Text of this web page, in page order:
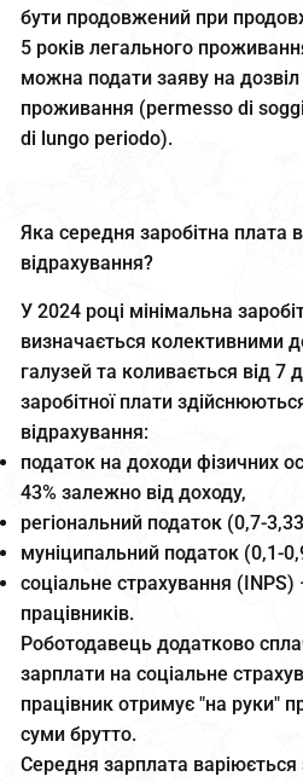
бути продовжений при
5 років легального
можна подати заяву на
проживання (permesso di
di lungo periodo).
Яка середня заробітна плата в
відрахування?
У 2024 році мінімальна
визначається колективними
галузей та коливається від 7
заробітної плати
відрахування:
податок на доходи фізичних
43% залежно від доходу,
регіональний податок (0,7-
муніципальний податок (0,1-
соціальне страхування
працівників.
Роботодавець додатково
зарплати на соціальне
працівник отримує "на руки"
суми брутто.
Середня зарплата варіюється